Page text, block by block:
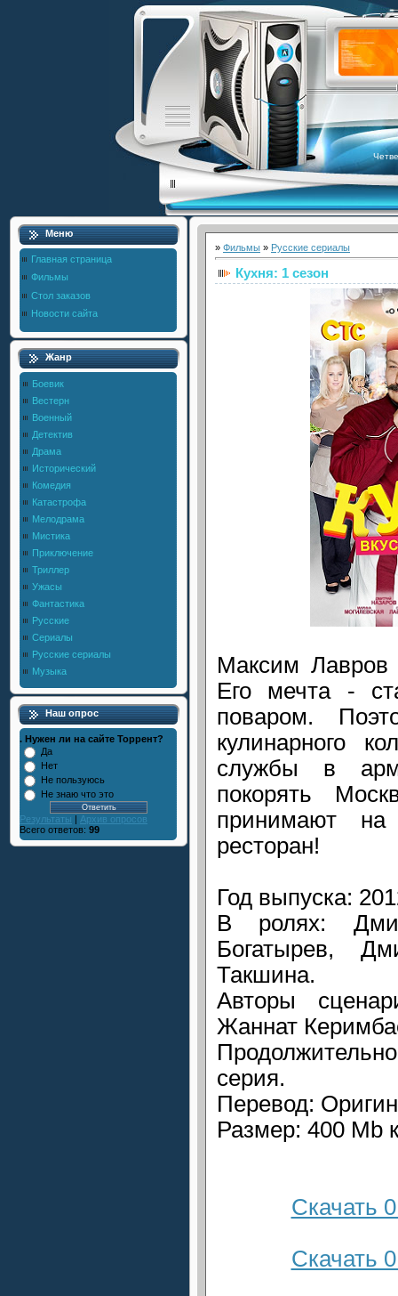
Меню
Главная страница
Фильмы
Стол заказов
Новости сайта
Жанр
Боевик
Вестерн
Военный
Детектив
Драма
Исторический
Комедия
Катастрофа
Мелодрама
Мистика
Приключение
Триллер
Ужасы
Фантастика
Русские
Сериалы
Русские сериалы
Музыка
Наш опрос
. Нужен ли на сайте Торрент?
Да
Нет
Не пользуюсь
Не знаю что это
Результаты | Архив опросов
Всего ответов: 99
» Фильмы » Русские сериалы
Кухня: 1 сезон
Максим
Его мечта -
поваром.
кулинарного
службы в
покорять
принимают
ресторан!
Год выпуска:
В ролях:
Богатырев,
Такшина.
Авторы
Жаннат
серия.
Перевод:
Размер: 400 Mb
Скачать
Скачать